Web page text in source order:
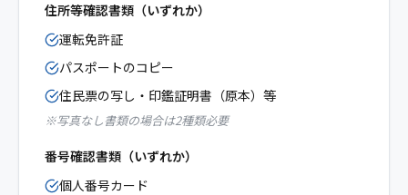
住所等確認書類（いずれか）
運転免許証
パスポートのコピー
住民票の写し・印鑑証明書（原本）等
※写真なし書類の場合は2種類必要
番号確認書類（いずれか）
個人番号カード